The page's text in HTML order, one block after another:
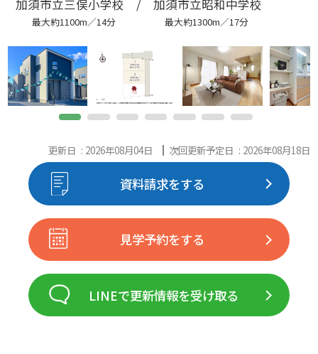
加須市立三俣小学校 /
最大約1100m／14分
加須市立昭和中学校
最大約1300m／17分
更新日 : 2026年08月04日 次回更新予定日 : 2026年08月18日
資料請求をする
見学予約をする
LINEで更新情報を受け取る